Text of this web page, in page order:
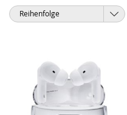
Sortieren